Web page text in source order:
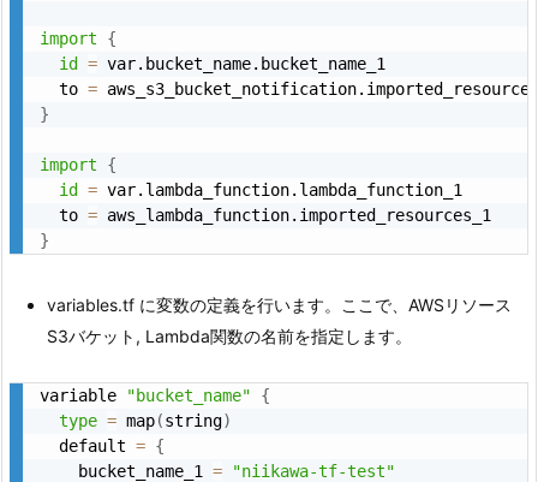
import
{
id
= var.bucket_name.bucket_name_1
  to
=
}
import
{
id
= var.lambda_function.lambda_function_1
  to
=
}
variables.tf に変数の定義を行います。ここで、AWSリソース
S3バケット, Lambda関数の名前を指定します。
variable "bucket_name"
{
type = map(string)
  default
= {
    bucket_name_1
=
"niikawa-tf-test"